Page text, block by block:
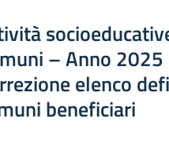
– Anno
elenco
beneficiari